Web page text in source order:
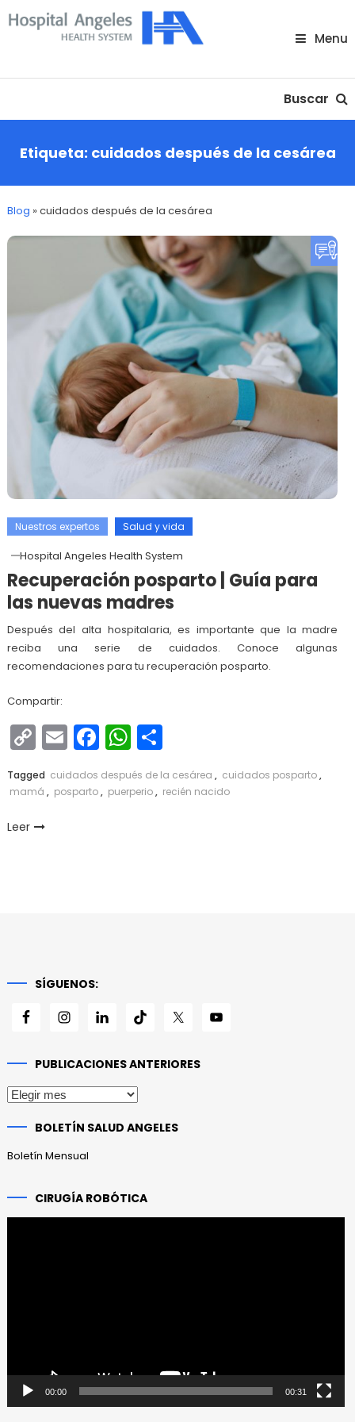
Skip
To
Menu
Buscar
Etiqueta: cuidados después de la cesárea
Blog »cuidados después de la cesárea
Nuestros expertos Salud y vida
Hospital Angeles Health System
Recuperación posparto | Guía para
las nuevas madres
Después del alta hospitalaria, es importante que la madre
reciba una serie de cuidados. Conoce algunas
recomendaciones para tu recuperación posparto.
Compartir:
Copy
Link
EmailFacebook
WhatsApp
Compartir
Tagged cuidados después de la cesárea , cuidados posparto,
mamá , posparto, puerperio, recién nacido
Leer
SÍGUENOS:
PUBLICACIONES ANTERIORES
Publicaciones
BOLETÍN SALUD ANGELES
Boletín Mensual
CIRUGÍA ROBÓTICA
00:00 00:31